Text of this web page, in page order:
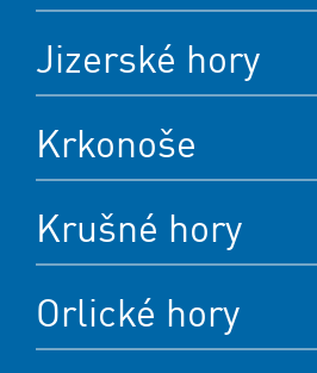
Jizerské hory
Krkonoše
Krušné hory
Orlické hory